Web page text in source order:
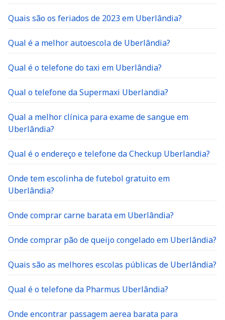
Quais são os feriados de 2023 em Uberlândia?
Qual é a melhor autoescola de Uberlândia?
Qual é o telefone do taxi em Uberlândia?
Qual o telefone da Supermaxi Uberlandia?
Qual a melhor clínica para exame de sangue em
Uberlândia?
Qual é o endereço e telefone da Checkup Uberlandia?
Onde tem escolinha de futebol gratuito em
Uberlândia?
Onde comprar carne barata em Uberlândia?
Onde comprar pão de queijo congelado em Uberlândia?
Quais são as melhores escolas públicas de Uberlândia?
Qual é o telefone da Pharmus Uberlândia?
Onde encontrar passagem aerea barata para